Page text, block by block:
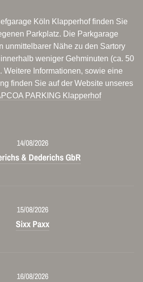
Köln Klapperhof finden Sie
Parkplatz. Die Parkgarage
unmittelbarer Nähe zu den Sartory
weniger Gehminuten (ca. 50
Weitere Informationen, sowie eine
finden Sie auf der Website unseres
PARKING Klapperhof
14/08/2026
& Dederichs GbR
15/08/2026
Sixx Paxx
16/08/2026